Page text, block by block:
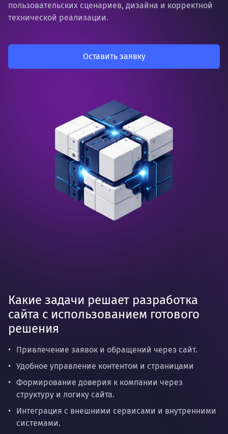
пользовательских сценариев, дизайна и корректной
технической реализации.
Оставить заявку
Какие задачи решает разработка
сайта с использованием готового
решения
Привлечение заявок и обращений через сайт.
Удобное управление контентом и страницами
Формирование доверия к компании через
структуру и логику сайта.
Интеграция с внешними сервисами и внутренними
системами.